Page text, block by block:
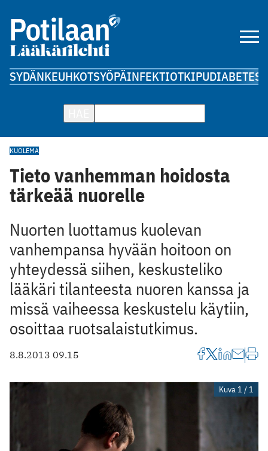
SYDÄNKEUHKOTSYÖPÄINFEKTIOTKIPUDIABETES
KUOLEMA
Tieto vanhemman hoidosta
tärkeää nuorelle
Nuorten luottamus kuolevan
vanhempansa hyvään hoitoon on
yhteydessä siihen, keskusteliko
lääkäri tilanteesta nuoren kanssa ja
missä vaiheessa keskustelu käytiin,
osoittaa ruotsalaistutkimus.
8.8.2013 09.15
Kuva 1 / 1